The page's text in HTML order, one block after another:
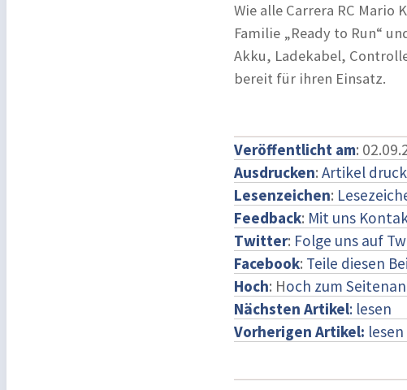
Wie alle Carrera RC Mario
Familie „Ready to Run“
Akku, Ladekabel,
bereit für ihren Einsatz.
Veröffentlicht am:
Ausdrucken: Artikel
Lesenzeichen:
Feedback: Mit uns
Twitter: Folge uns auf
Facebook: Teile diesen
Hoch: Hoch zum
Nächsten Artikel: lesen
Vorherigen Artikel: lesen